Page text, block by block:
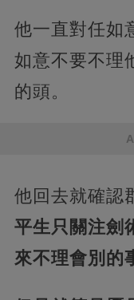
他一直對任如
如意不要不理
的頭。
他回去就確認
平生只關注劍
來不理會別的